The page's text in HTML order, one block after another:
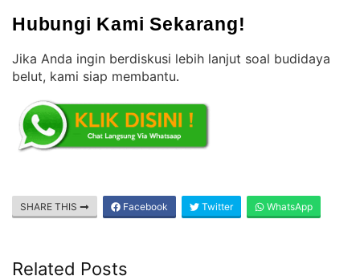
Hubungi Kami Sekarang!
Jika Anda ingin berdiskusi lebih lanjut soal budidaya
belut, kami siap membantu.
SHARE THIS Facebook Twitter WhatsApp
Related Posts